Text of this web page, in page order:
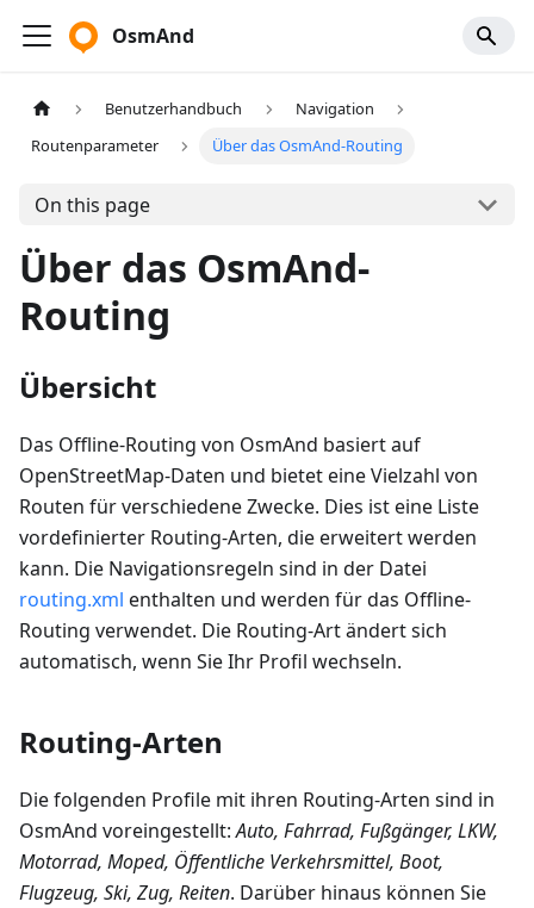
OsmAnd
Benutzerhandbuch
Navigation
Routenparameter
Über das OsmAnd-Routing
On this page
Über das OsmAnd-
Routing
Übersicht
Das Offline-Routing von OsmAnd basiert auf
OpenStreetMap-Daten und bietet eine Vielzahl von
Routen für verschiedene Zwecke. Dies ist eine Liste
vordefinierter Routing-Arten, die erweitert werden
kann. Die Navigationsregeln sind in der Datei
routing.xml enthalten und werden für das Offline-
Routing verwendet. Die Routing-Art ändert sich
automatisch, wenn Sie Ihr Profil wechseln.
Routing-Arten
Die folgenden Profile mit ihren Routing-Arten sind in
OsmAnd voreingestellt:Auto, Fahrrad, Fußgänger, LKW,
Motorrad, Moped, Öffentliche Verkehrsmittel, Boot,
Flugzeug, Ski, Zug, Reiten. Darüber hinaus können Sie